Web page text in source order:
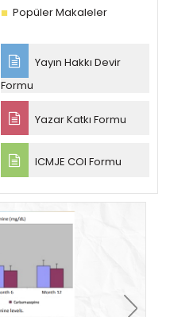
Popüler Makaleler
Yayın Hakkı Devir
Formu
Yazar Katkı Formu
ICMJE COI Formu